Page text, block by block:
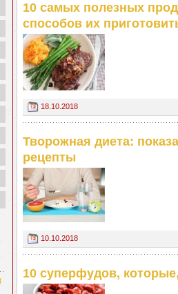
10 самых полезных
способов их
18.10.2018
Творожная диета:
рецепты
10.10.2018
10 суперфудов,